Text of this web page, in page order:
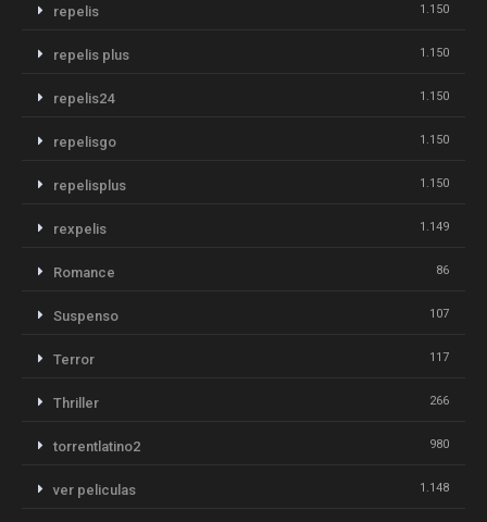
repelis 1.150
repelis plus 1.150
repelis24 1.150
repelisgo 1.150
repelisplus 1.150
rexpelis 1.149
Romance 86
Suspenso 107
Terror 117
Thriller 266
torrentlatino2 980
ver peliculas 1.148